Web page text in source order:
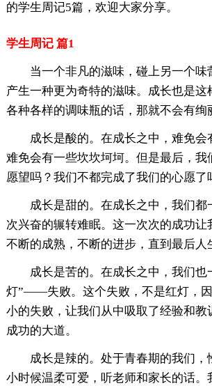
的学生周记5篇，欢迎大家分享。
学生周记 篇1
当一个非凡的滋味，碰上另一个味
产生一种更为奇特的滋味。成长也是这
各种各样的调味瓶的话，那就不会有绚
成长是酸的。在成长之中，难免会
难免会有一些坎坎坷坷。但是最后，我
愿望吗？我们不都完成了我们的心愿了
成长是甜的。在成长之中，我们都
次兴奋的辗转难眠。这一次次的成功让
不断的成熟，不断的进步，直到最后人
成长是苦的。在成长之中，我们也
灯”——失败。这个失败，不是红灯，
小的失败，让我们从中吸取了经验和教
成功的大道。
成长是辣的。处于青春期的我们，
小时候温柔可爱，听老师和家长的话。